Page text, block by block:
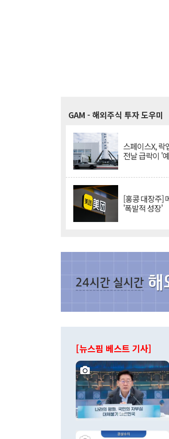
GAM - 해외주식 투자 도우미
스페이스X, 락
전날 급락이 '
[홍콩 대장주]
'폭발적 성장'
[뉴스핌 베스트 기사]